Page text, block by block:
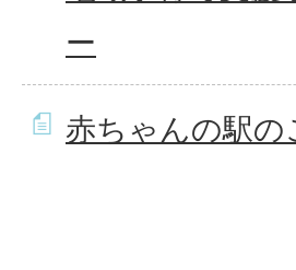
ー
赤ちゃんの駅の